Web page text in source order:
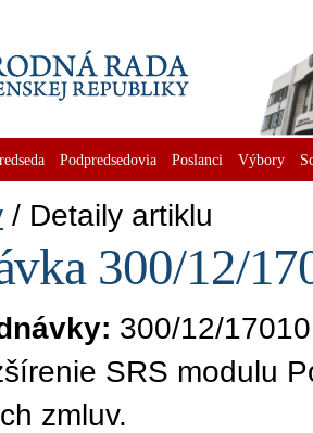
Podpredsedovia Poslanci Výbory
Detaily artiklu
300/12/
300/12/17010
SRS modulu
zmluv.